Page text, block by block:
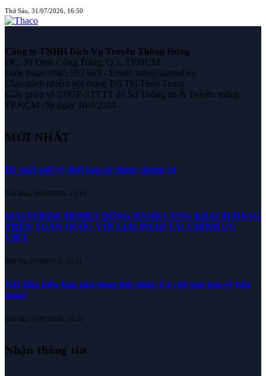
Thứ Sáu, 31/07/2026, 16:50
Công ty TNHH Dịch Vụ Truyền Thông Hưng
ĐC: 39 Đinh Công Tráng, Q.1, TP.HCM
Điện thoại: 0985 553 665 - Email: info@bizreal.vn
Chịu trách nhiệm nội dung: Đỗ Thị Thùy Trang
Giấy phép số 07/GP-STTTT do Sở Thông tin & Truyền thông
TP.HCM cấp ngày 10/4/2024
MỚI NHẤT
Đề xuất mới về thời hạn sử dụng chung cư
Thứ Năm, 06/08/2026, 15:19
MASTERISE HOMES ĐỒNG HÀNH CÙNG KHÁCH HÀNG
TRÊN TOÀN QUỐC VỚI GIẢI PHÁP TÀI CHÍNH ƯU
VIỆT
Thứ Hai, 03/08/2026, 15:31
Nới điều kiện bán nhà đang thế chấp: Cơ chế nào bảo vệ bên
mua?
Thứ Sáu, 31/07/2026, 16:50
Nhận thông tin